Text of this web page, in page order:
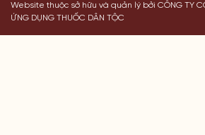
Website thuộc sở hữu và quản lý bởi CÔNG TY
ỨNG DỤNG THUỐC DÂN TỘC